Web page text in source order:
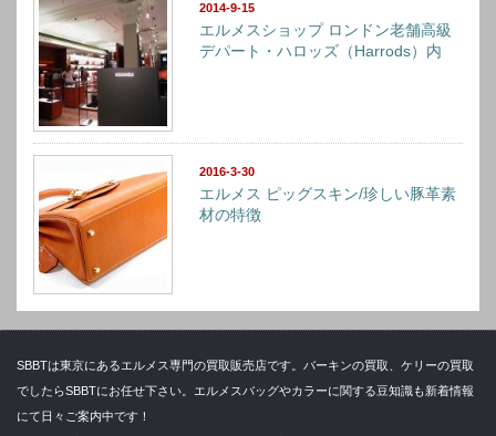
2014-9-15
エルメスショップ ロンドン老舗高級
デパート・ハロッズ（Harrods）内
2016-3-30
エルメス ピッグスキン/珍しい豚革素
材の特徴
SBBTは東京にあるエルメス専門の買取販売店です。バーキンの買取、ケリーの買取
でしたらSBBTにお任せ下さい。エルメスバッグやカラーに関する豆知識も新着情報
にて日々ご案内中です！